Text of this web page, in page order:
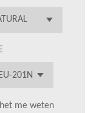
me weten